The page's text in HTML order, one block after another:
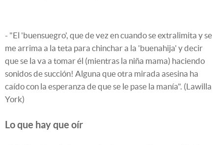
- "El 'buensuegro', que de vez en cuando se extralimita y se
me arrima a la teta para chinchar a la 'buenahija' y decir
que se la va a tomar él (mientras la niña mama) haciendo
sonidos de succión! Alguna que otra mirada asesina ha
caído con la esperanza de que se le pase la manía". (Lawilla
York)
Lo que hay que oír